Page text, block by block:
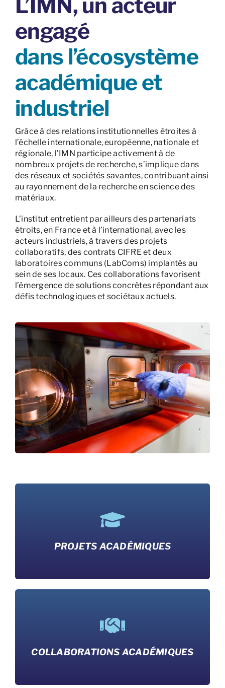
L’IMN, un acteur
engagé
dans l’écosystème
académique et
industriel
Grâce à des relations institutionnelles étroites à
l’échelle internationale, européenne, nationale et
régionale, l’IMN participe activement à de
nombreux projets de recherche, s’implique dans
des réseaux et sociétés savantes, contribuant ainsi
au rayonnement de la recherche en science des
matériaux.
L’institut entretient par ailleurs des partenariats
étroits, en France et à l’international, avec les
acteurs industriels, à travers des projets
collaboratifs, des contrats CIFRE et deux
laboratoires communs (LabComs) implantés au
sein de ses locaux. Ces collaborations favorisent
l’émergence de solutions concrètes répondant aux
défis technologiques et sociétaux actuels.
PROJETS ACADÉMIQUES
COLLABORATIONS ACADÉMIQUES